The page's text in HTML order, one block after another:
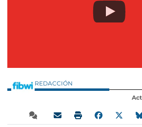
REDACCIÓN